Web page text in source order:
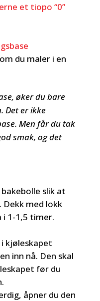
et tiopo “0”
du maler i en
øker du bare
Det er ikke
Men får du tak
smak, og det
slik at
med lokk
i 1-1,5 timer.
kjøleskapet
inn nå. Den skal
før du
åpner du den